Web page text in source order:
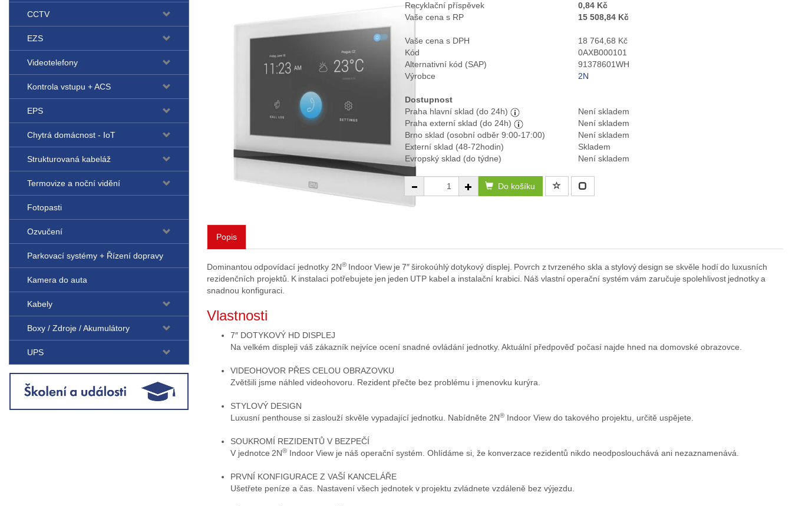
CCTV
EZS
Videotelefony
Kontrola vstupu + ACS
EPS
Chytrá domácnost - IoT
Strukturovaná kabeláž
Termovize a noční vidění
Fotopasti
Ozvučení
Parkovací systémy + Řízení dopravy
Kamera do auta
Kabely
Boxy / Zdroje / Akumulátory
UPS
Recyklační příspěvek
0,84 Kč
Vaše cena s RP
15 508,84 Kč
Vaše cena s DPH
18 764,68 Kč
Kód
0AXB000101
Alternativní kód (SAP)
91378601WH
Výrobce
2N
Dostupnost
Praha hlavní sklad (do 24h)
Není skladem
Praha externí sklad (do 24h)
Není skladem
Brno sklad (osobní odběr 9:00-17:00)
Není skladem
Externí sklad (48-72hodin)
Skladem
Evropský sklad (do týdne)
Není skladem
Do košíku
Popis
Dominantou odpovídací jednotky 2N® Indoor View je 7″ širokoúhlý dotykový displej. Povrch z tvrzeného skla a stylový design se skvěle hodí do luxusních
rezidenčních projektů. K instalaci potřebujete jen jeden UTP kabel a instalační krabici. Náš vlastní operační systém vám zaručuje spolehlivost jednotky a
snadnou konfiguraci.
Vlastnosti
7″ DOTYKOVÝ HD DISPLEJ
Na velkém displeji váš zákazník nejvíce ocení snadné ovládání jednotky. Aktuální předpověď počasí najde hned na domovské obrazovce.
VIDEOHOVOR PŘES CELOU OBRAZOVKU
Zvětšili jsme náhled videohovoru. Rezident přečte bez problému i jmenovku kurýra.
STYLOVÝ DESIGN
Luxusní penthouse si zaslouží skvěle vypadající jednotku. Nabídněte 2N® Indoor View do takového projektu, určitě uspějete.
SOUKROMÍ REZIDENTŮ V BEZPEČÍ
V jednotce 2N® Indoor View je náš operační systém. Ohlídáme si, že konverzace rezidentů nikdo neodposlouchává ani nezaznamenává.
PRVNÍ KONFIGURACE Z VAŠÍ KANCELÁŘE
Ušetřete peníze a čas. Nastavení všech jednotek v projektu zvládnete vzdáleně bez výjezdu.